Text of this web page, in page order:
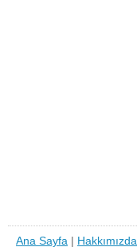
Ana Sayfa | Hakkımızda